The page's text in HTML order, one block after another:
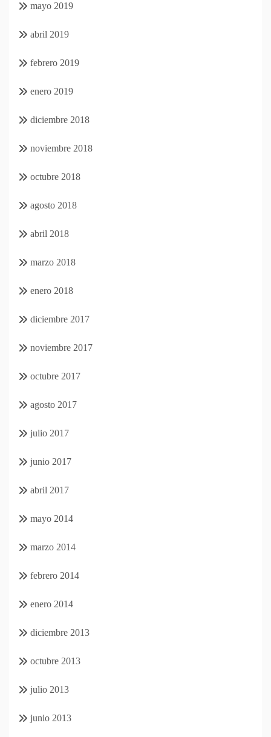
mayo 2019
abril 2019
febrero 2019
enero 2019
diciembre 2018
noviembre 2018
octubre 2018
agosto 2018
abril 2018
marzo 2018
enero 2018
diciembre 2017
noviembre 2017
octubre 2017
agosto 2017
julio 2017
junio 2017
abril 2017
mayo 2014
marzo 2014
febrero 2014
enero 2014
diciembre 2013
octubre 2013
julio 2013
junio 2013